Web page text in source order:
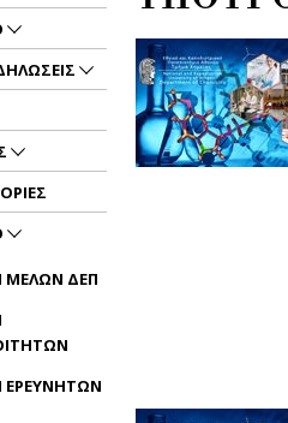
ΜΕΛΩΝ ΔΕΠ
ΕΡΕΥΝΗΤΩΝ